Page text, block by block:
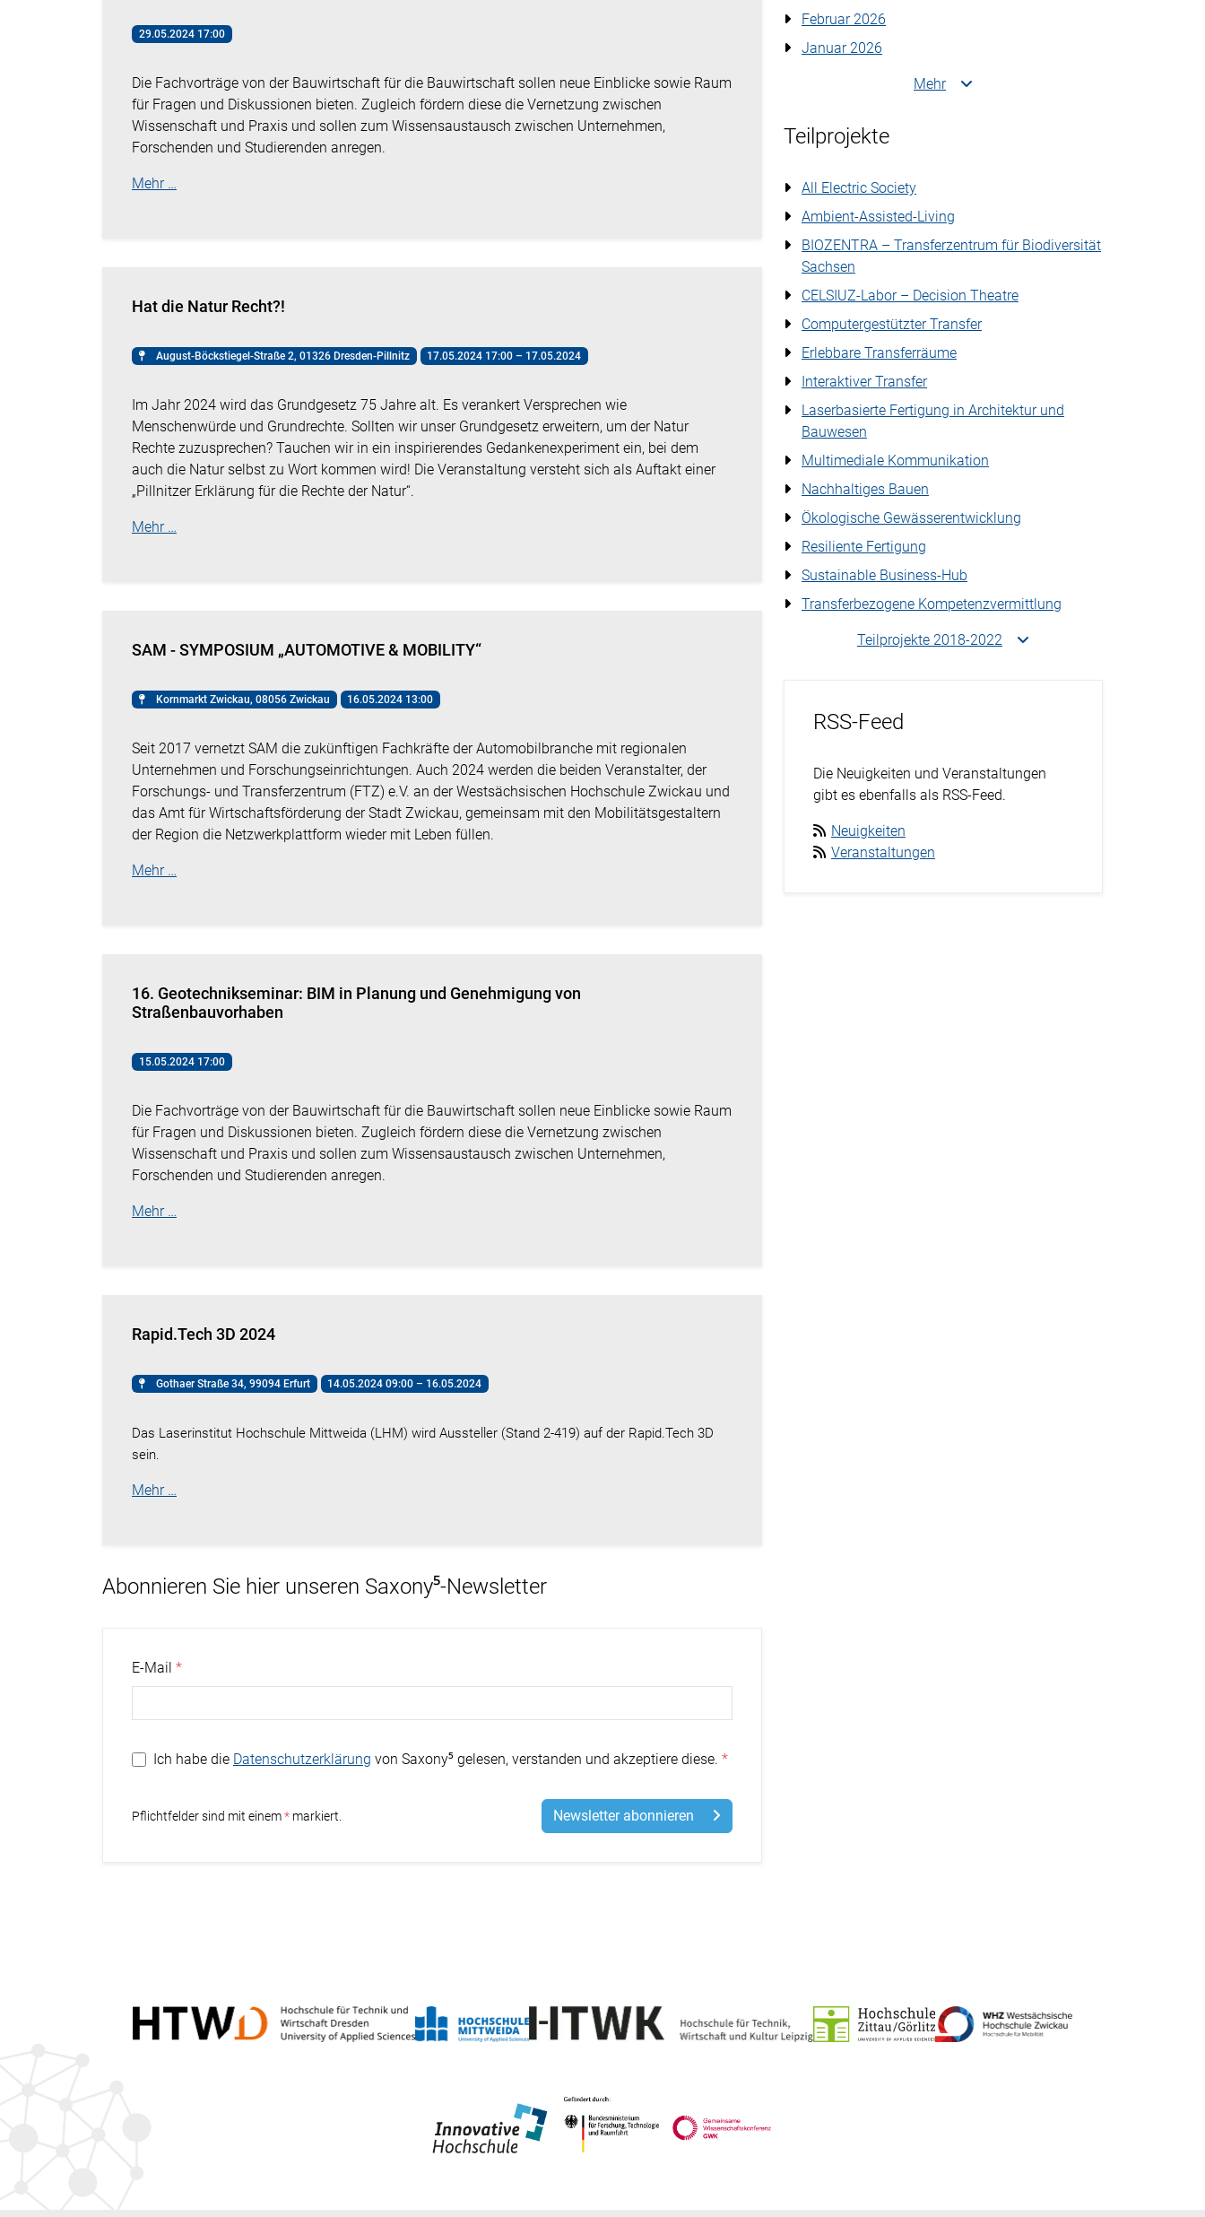
29.05.2024 17:00
Die Fachvorträge von der Bauwirtschaft für die Bauwirtschaft sollen neue Einblicke sowie Raum
für Fragen und Diskussionen bieten. Zugleich fördern diese die Vernetzung zwischen
Wissenschaft und Praxis und sollen zum Wissensaustausch zwischen Unternehmen,
Forschenden und Studierenden anregen.
Mehr …
Hat die Natur Recht?!
August-Böckstiegel-Straße 2, 01326 Dresden-Pillnitz 17.05.2024 17:00 – 17.05.2024
Im Jahr 2024 wird das Grundgesetz 75 Jahre alt. Es verankert Versprechen wie
Menschenwürde und Grundrechte. Sollten wir unser Grundgesetz erweitern, um der Natur
Rechte zuzusprechen? Tauchen wir in ein inspirierendes Gedankenexperiment ein, bei dem
auch die Natur selbst zu Wort kommen wird! Die Veranstaltung versteht sich als Auftakt einer
„Pillnitzer Erklärung für die Rechte der Natur“.
Mehr …
SAM - SYMPOSIUM „AUTOMOTIVE & MOBILITY“
Kornmarkt Zwickau, 08056 Zwickau 16.05.2024 13:00
Seit 2017 vernetzt SAM die zukünftigen Fachkräfte der Automobilbranche mit regionalen
Unternehmen und Forschungseinrichtungen. Auch 2024 werden die beiden Veranstalter, der
Forschungs- und Transferzentrum (FTZ) e.V. an der Westsächsischen Hochschule Zwickau und
das Amt für Wirtschaftsförderung der Stadt Zwickau, gemeinsam mit den Mobilitätsgestaltern
der Region die Netzwerkplattform wieder mit Leben füllen.
Mehr …
16. Geotechnikseminar: BIM in Planung und Genehmigung von
Straßenbauvorhaben
15.05.2024 17:00
Die Fachvorträge von der Bauwirtschaft für die Bauwirtschaft sollen neue Einblicke sowie Raum
für Fragen und Diskussionen bieten. Zugleich fördern diese die Vernetzung zwischen
Wissenschaft und Praxis und sollen zum Wissensaustausch zwischen Unternehmen,
Forschenden und Studierenden anregen.
Mehr …
Rapid.Tech 3D 2024
Gothaer Straße 34, 99094 Erfurt 14.05.2024 09:00 – 16.05.2024
Das Laserinstitut Hochschule Mittweida (LHM) wird Aussteller (Stand 2-419) auf der Rapid.Tech 3D
sein.
Mehr …
Abonnieren Sie hier unseren Saxony⁵-Newsletter
E-Mail
Ich habe die Datenschutzerklärung von Saxony⁵ gelesen, verstanden und akzeptiere diese.
Pflichtfelder sind mit einem Stern
markiert. Newsletter abonnieren
Februar 2026
Januar 2026
Mehr
Teilprojekte
All Electric Society
Ambient-Assisted-Living
BIOZENTRA – Transferzentrum für Biodiversität
Sachsen
CELSIUZ-Labor – Decision Theatre
Computergestützter Transfer
Erlebbare Transferräume
Interaktiver Transfer
Laserbasierte Fertigung in Architektur und
Bauwesen
Multimediale Kommunikation
Nachhaltiges Bauen
Ökologische Gewässerentwicklung
Resiliente Fertigung
Sustainable Business-Hub
Transferbezogene Kompetenzvermittlung
Teilprojekte 2018-2022
RSS-Feed
Die Neuigkeiten und Veranstaltungen
gibt es ebenfalls als RSS-Feed.
Neuigkeiten
Veranstaltungen